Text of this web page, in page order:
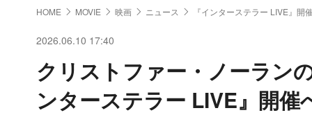
HOME MOVIE 映画 ニュース 『インターステラー LIVE』開
2026.06.10 17:40
クリストファー・ノーラン
ンターステラー LIVE』開催